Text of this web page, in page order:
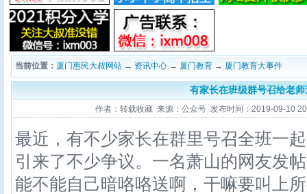
当前位置： 厦门惠民大叔网站 → 资讯中心 → 厦门教育 → 厦门教育大事件
有家长在班级群号召给老师
作者：转载收藏 来源：公众号 发布时间：2019-09-10
最近，有不少家长在群里号召全班一
引来了不少争议。一名萧山的网友发
能不能自己暗咯咯送啊，干嘛要叫上